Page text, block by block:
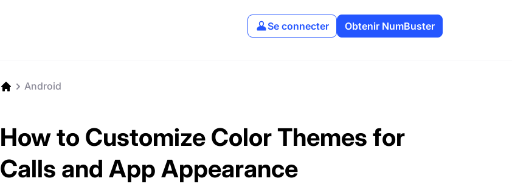
Se connecter Obtenir NumBuster
Android
How to Customize Color Themes for
Calls and App Appearance